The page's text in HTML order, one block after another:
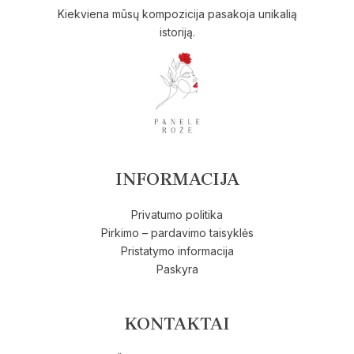
Kiekviena mūsų kompozicija pasakoja unikalią
istoriją.
INFORMACIJA
Privatumo politika
Pirkimo – pardavimo taisyklės
Pristatymo informacija
Paskyra
KONTAKTAI